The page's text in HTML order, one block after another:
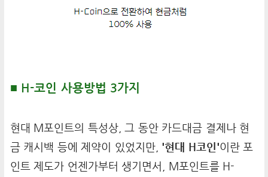
■ H-코인 사용방법 3가지
현대 M포인트의 특성상, 그 동안 카드대금 결제나 현
금 캐시백 등에 제약이 있었지만, '현대 H코인'이란 포
인트 제도가 언젠가부터 생기면서, M포인트를 H-